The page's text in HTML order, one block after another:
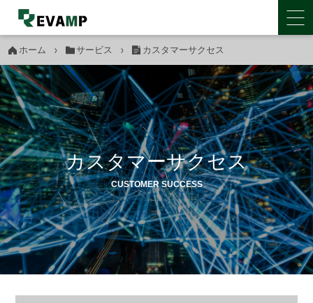
ホーム サービス カスタマーサクセス
カスタマーサクセス
CUSTOMER SUCCESS